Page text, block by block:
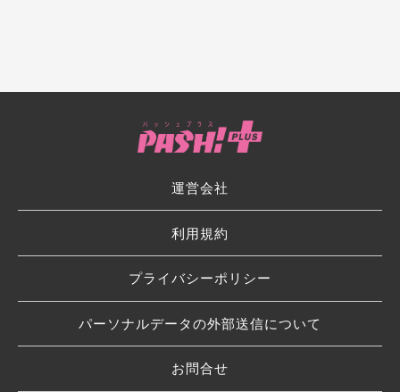
運営会社
利用規約
プライバシーポリシー
パーソナルデータの外部送信について
お問合せ